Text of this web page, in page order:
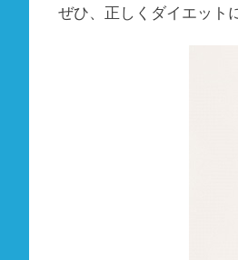
ぜひ、正しくダイエット